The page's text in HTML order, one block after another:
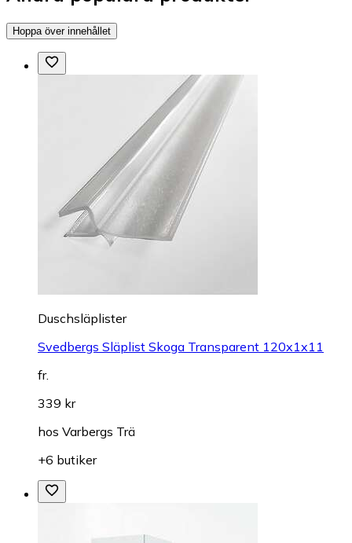
Hoppa över innehållet
Duschsläplister
Svedbergs Släplist Skoga Transparent 120x1x11
fr.
339 kr
hos Varbergs Trä
+6 butiker